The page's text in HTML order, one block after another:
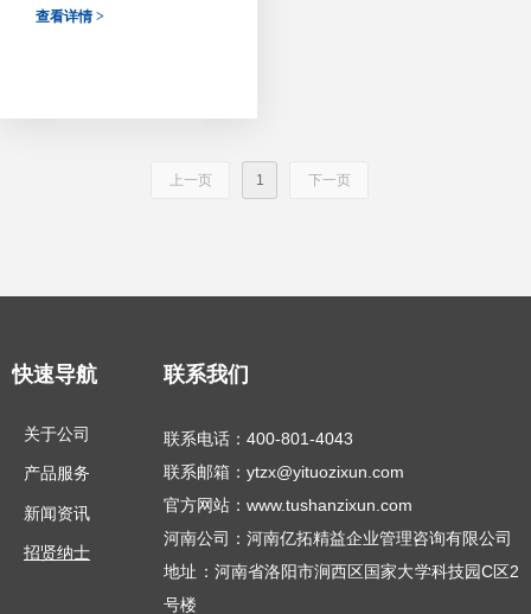
查看详情 >
上一页 1 下一页
快速导航
关于公司
产品服务
新闻资讯
招贤纳士
联系我们
联系电话：400-801-4043
联系邮箱：ytzx@yituozixun.com
官方网站：www.tushanzixun.com
河南公司：河南亿拓精益企业管理咨询有限公司
地址：河南省洛阳市涧西区国家大学科技园C区2
号楼